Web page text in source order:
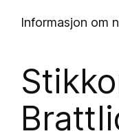
Informasjon om